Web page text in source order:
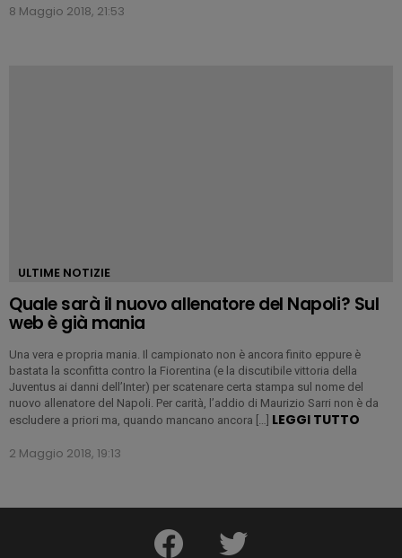
8 Maggio 2018, 21:53
ULTIME NOTIZIE
Quale sarà il nuovo allenatore del Napoli? Sul
web è già mania
Una vera e propria mania. Il campionato non è ancora finito eppure è
bastata la sconfitta contro la Fiorentina (e la discutibile vittoria della
Juventus ai danni dell’Inter) per scatenare certa stampa sul nome del
nuovo allenatore del Napoli. Per carità, l’addio di Maurizio Sarri non è da
escludere a priori ma, quando mancano ancora […] LEGGI TUTTO
2 Maggio 2018, 19:13
facebook twitter